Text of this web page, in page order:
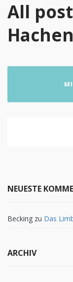
All
Hachen
NEUESTE
Becking zu Das
ARCHIV